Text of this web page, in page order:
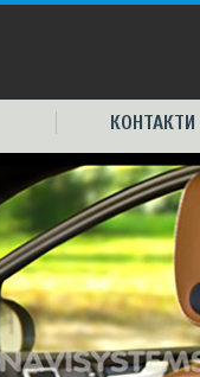
КОНТАКТИ